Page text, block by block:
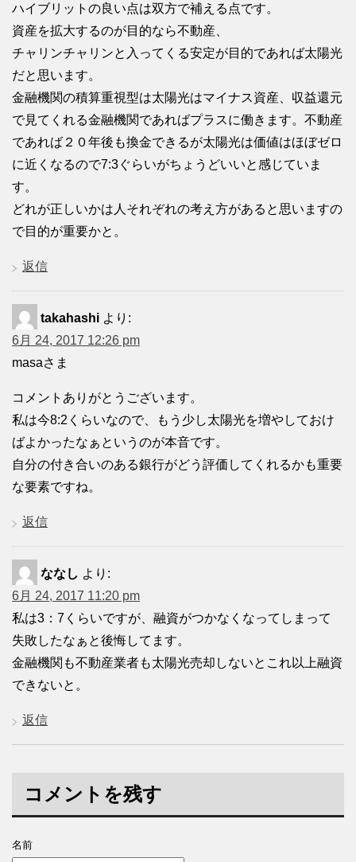
ハイブリットの良い点は双方で補える点です。
資産を拡大するのが目的なら不動産、
チャリンチャリンと入ってくる安定が目的であれば太陽光
だと思います。
金融機関の積算重視型は太陽光はマイナス資産、収益還元
で見てくれる金融機関であればプラスに働きます。不動産
であれば２０年後も換金できるが太陽光は価値はほぼゼロ
に近くなるので7:3ぐらいがちょうどいいと感じていま
す。
どれが正しいかは人それぞれの考え方があると思いますの
で目的が重要かと。
返信
takahashi より:
6月 24, 2017 12:26 pm
masaさま
コメントありがとうございます。
私は今8:2くらいなので、もう少し太陽光を増やしておけ
ばよかったなぁというのが本音です。
自分の付き合いのある銀行がどう評価してくれるかも重要
な要素ですね。
返信
ななし より:
6月 24, 2017 11:20 pm
私は3：7くらいですが、融資がつかなくなってしまって
失敗したなぁと後悔してます。
金融機関も不動産業者も太陽光売却しないとこれ以上融資
できないと。
返信
コメントを残す
名前